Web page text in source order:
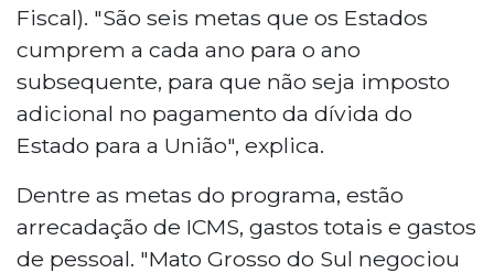
Fiscal). "São seis metas que os Estados
cumprem a cada ano para o ano
subsequente, para que não seja imposto
adicional no pagamento da dívida do
Estado para a União", explica.
Dentre as metas do programa, estão
arrecadação de ICMS, gastos totais e gastos
de pessoal. "Mato Grosso do Sul negociou